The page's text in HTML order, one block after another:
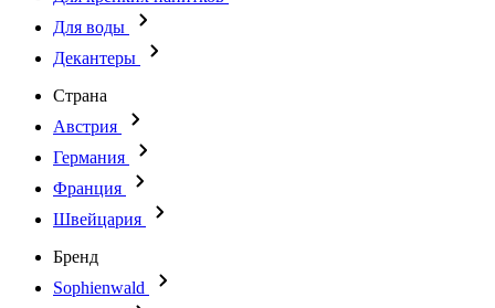
Для воды
Декантеры
Страна
Австрия
Германия
Франция
Швейцария
Бренд
Sophienwald